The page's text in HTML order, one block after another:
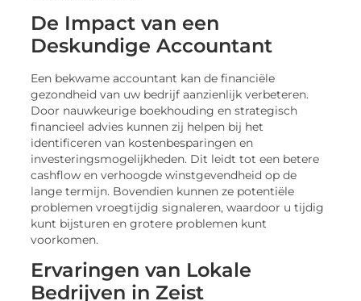
De Impact van een
Deskundige Accountant
Een bekwame accountant kan de financiële
gezondheid van uw bedrijf aanzienlijk verbeteren.
Door nauwkeurige boekhouding en strategisch
financieel advies kunnen zij helpen bij het
identificeren van kostenbesparingen en
investeringsmogelijkheden. Dit leidt tot een betere
cashflow en verhoogde winstgevendheid op de
lange termijn. Bovendien kunnen ze potentiële
problemen vroegtijdig signaleren, waardoor u tijdig
kunt bijsturen en grotere problemen kunt
voorkomen.
Ervaringen van Lokale
Bedrijven in Zeist